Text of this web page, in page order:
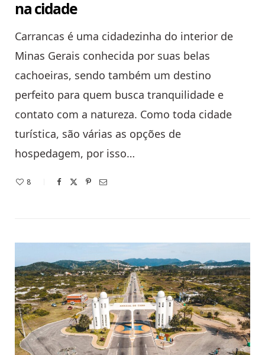
na cidade
Carrancas é uma cidadezinha do interior de
Minas Gerais conhecida por suas belas
cachoeiras, sendo também um destino
perfeito para quem busca tranquilidade e
contato com a natureza. Como toda cidade
turística, são várias as opções de
hospedagem, por isso…
8